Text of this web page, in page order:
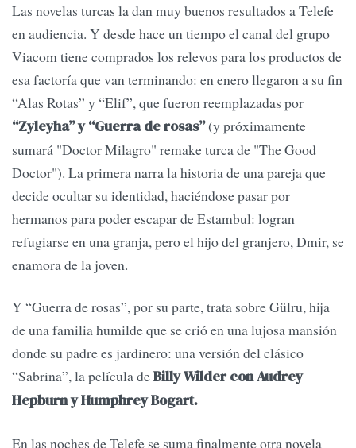
Las novelas turcas la dan muy buenos resultados a Telefe
en audiencia. Y desde hace un tiempo el canal del grupo
Viacom tiene comprados los relevos para los productos de
esa factoría que van terminando: en enero llegaron a su fin
“Alas Rotas” y “Elif”, que fueron reemplazadas por
“Zyleyha” y “Guerra de rosas”(y próximamente
sumará "Doctor Milagro" remake turca de "The Good
Doctor"). La primera narra la historia de una pareja que
decide ocultar su identidad, haciéndose pasar por
hermanos para poder escapar de Estambul: logran
refugiarse en una granja, pero el hijo del granjero, Dmir, se
enamora de la joven.
Y “Guerra de rosas”, por su parte, trata sobre Gülru, hija
de una familia humilde que se crió en una lujosa mansión
donde su padre es jardinero: una versión del clásico
“Sabrina”, la película deBilly Wilder con Audrey
Hepburn y Humphrey Bogart.
En las noches de Telefe se suma finalmente otra novela